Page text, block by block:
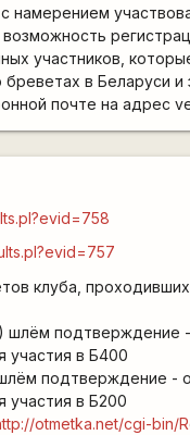
намерением
участников,
в Беларуси и
почте на адрес
клуба,
подтверждение
участия в Б400
подтверждение -
участия в Б200
otmetka.net/cgi-bin/